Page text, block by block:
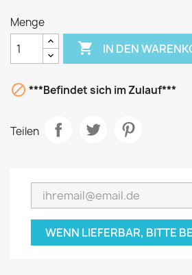
Menge
 IN DEN
 ***Befindet sich im Zulauf***
Teilen
WENN LIEFERBAR, BITTE